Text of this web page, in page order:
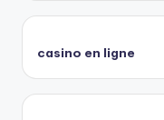
casino en ligne